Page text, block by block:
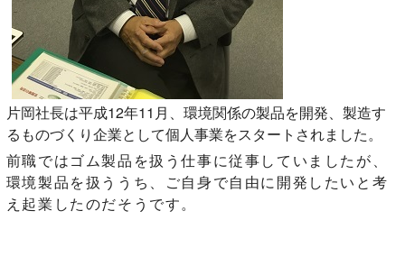
片岡社長は平成12年11月、環境関係の製品を開発、製造す
るものづくり企業として個人事業をスタートされました。
前職ではゴム製品を扱う仕事に従事していましたが、
環境製品を扱ううち、ご自身で自由に開発したいと考
え起業したのだそうです。